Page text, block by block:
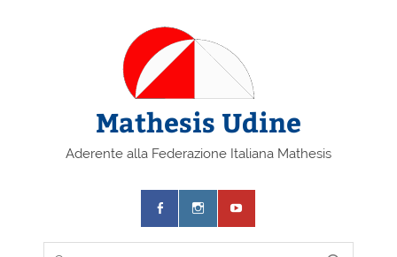
Mathesis Udine
Aderente alla Federazione Italiana Mathesis